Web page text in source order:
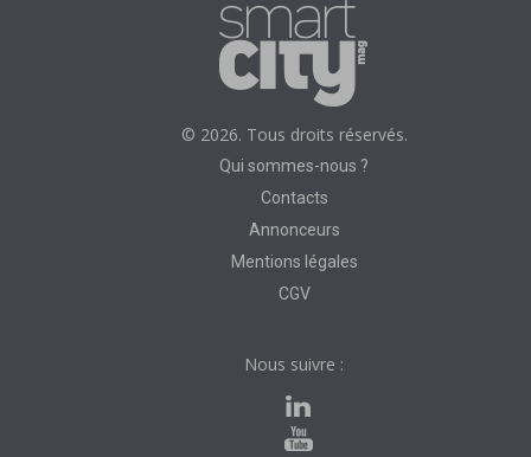
© 2026. Tous droits réservés.
Qui sommes-nous ?
Contacts
Annonceurs
Mentions légales
CGV
Nous suivre :